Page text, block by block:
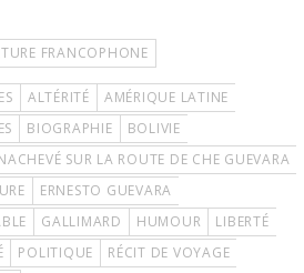
FRANCOPHONE
ALTÉRITÉ
AMÉRIQUE LATINE
BIOGRAPHIE
BOLIVIE
SUR LA ROUTE DE CHE GUEVARA
ERNESTO GUEVARA
GALLIMARD HUMOUR
LIBERTÉ
POLITIQUE
RÉCIT DE VOYAGE